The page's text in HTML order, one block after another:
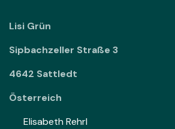
Lisi Grün
Sipbachzeller Straße 3
4642 Sattledt
Österreich
Elisabeth Rehrl